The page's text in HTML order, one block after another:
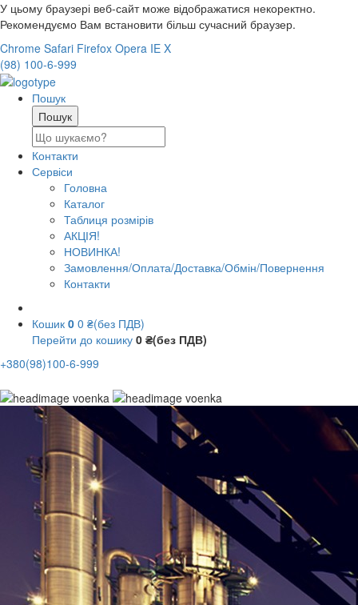
У цьому браузері веб-сайт може відображатися некоректно.
Рекомендуємо Вам встановити більш сучасний браузер.
Chrome Safari Firefox Opera IE X
(98) 100-6-999
Пошук
Контакти
Сервіси
Головна
Каталог
Таблиця розмірів
АКЦІЯ!
НОВИНКА!
Замовлення/Оплата/Доставка/Обмін/Повернення
Контакти
Кошик 0 0 ₴(без ПДВ)
Перейти до кошику 0 ₴(без ПДВ)
+380(98)100-6-999